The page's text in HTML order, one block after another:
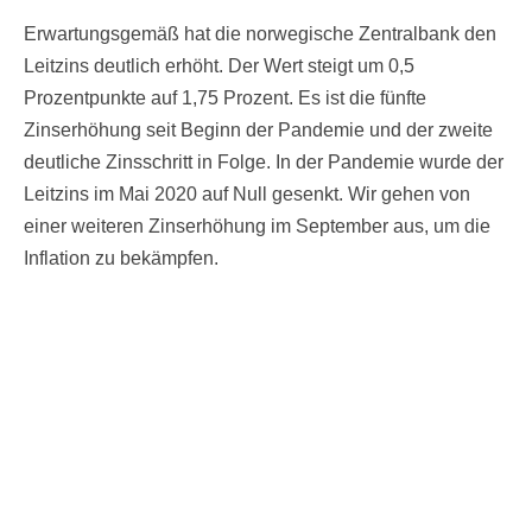
Erwartungsgemäß hat die norwegische Zentralbank den
Leitzins deutlich erhöht. Der Wert steigt um 0,5
Prozentpunkte auf 1,75 Prozent. Es ist die fünfte
Zinserhöhung seit Beginn der Pandemie und der zweite
deutliche Zinsschritt in Folge. In der Pandemie wurde der
Leitzins im Mai 2020 auf Null gesenkt. Wir gehen von
einer weiteren Zinserhöhung im September aus, um die
Inflation zu bekämpfen.